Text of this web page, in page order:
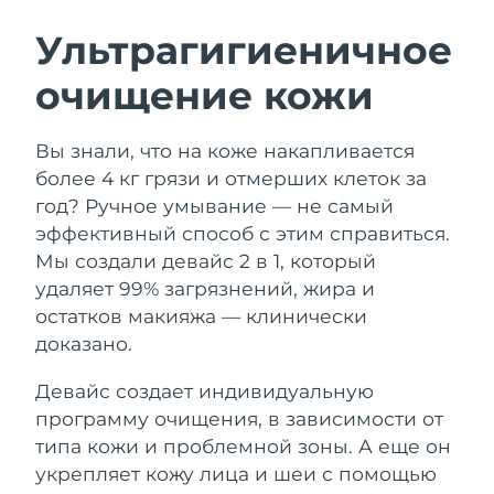
Ультрагигиеничное
очищение кожи
Вы знали, что на коже накапливается
более 4 кг грязи и отмерших клеток за
год? Ручное умывание — не самый
эффективный способ с этим справиться.
Мы создали девайс 2 в 1, который
удаляет 99% загрязнений, жира и
остатков макияжа — клинически
доказано.
Девайс создает индивидуальную
программу очищения, в зависимости от
типа кожи и проблемной зоны. А еще он
укрепляет кожу лица и шеи с помощью
LUNA™ 4 набор
Anti-aging massage
LUNA™ 4 Plus
Massage, LED heating
LUNA™ 4 Men
For men, anti-aging massage
BEAR™ 2 набор
Microcurrent toning
BEAR™ 2 go
Microcurrent toning on-the-go
BEAR™ 2 eyes & lips
Microcurrent line smoothing device
Увлажнение
UFO™ 3 набор
UFO™ 3 LED
Near-infrared and red light therapy
device
Забота о полости рта
issa™ 4
issa™ 4 plus
Smart hybrid silicone sonic toothbrush
FAQ™ АНТИВОЗРАСТНОЙ УХОД
Омоложение LED-процедуры
Австралия
Ожидаемая дата доставки
Австрия
Ожидаемая дата доставки
8/9/26
Бахрейн
8/10/26
Бельгия
Ожидаемая дата доставки
Босния и
Герцеговина
Ожидаемая дата доставки
8/12/26